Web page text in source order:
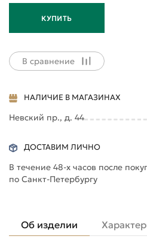
КУПИТЬ
В сравнение
НАЛИЧИЕ В МАГАЗИНАХ
Невский пр., д. 44
ДОСТАВИМ ЛИЧНО
В течение 48-х часов после
по Санкт-Петербургу
Об изделии